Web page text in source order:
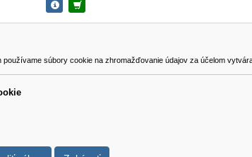
súbory cookie na zhromažďovanie údajov za účelom